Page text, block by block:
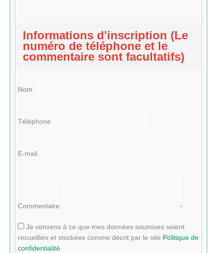
Informations d'inscription (Le
numéro de téléphone et le
commentaire sont facultatifs)
Nom
Téléphone
E-mail
Commentaire
Je consens à ce que mes données soumises soient
recueillies et stockées comme décrit par le site Politique de
confidentialité.